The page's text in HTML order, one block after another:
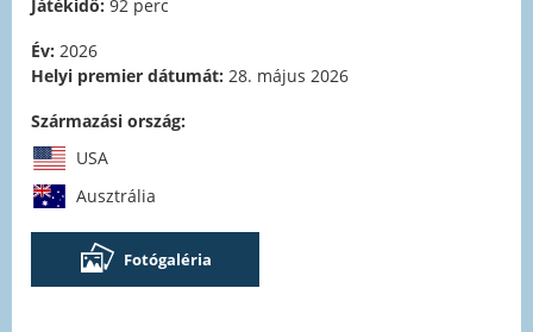
Játékidő: 92 perc
Év: 2026
Helyi premier dátumát: 28. május 2026
Származási ország:
USA
Ausztrália
Fotógaléria